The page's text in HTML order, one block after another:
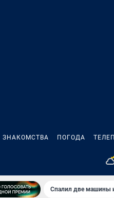
ЗНАКОМСТВА ПОГОДА
Спалил две машины